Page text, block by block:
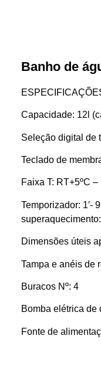
Banho de
Capacidade: 12l
Seleção digital de
Teclado de
Faixa T: RT+5ºC
Temporizador: 1′-
Dimensões úteis
Tampa e anéis de
Buracos Nº: 4
Bomba elétrica de
Fonte de